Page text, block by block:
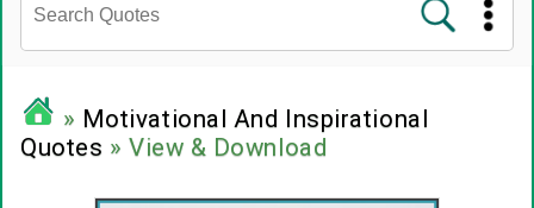
பிரபலங்களின் பொன்மொழிகள்
» Motivational And Inspirational
Quotes » View & Download